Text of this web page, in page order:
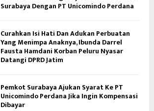
Surabaya Dengan PT Unicomindo Perdana
Curahkan Isi Hati Dan Adukan Perbuatan
Yang Menimpa Anaknya, Ibunda Darrel
Fausta Hamdani Korban Peluru Nyasar
Datangi DPRD Jatim
Pemkot Surabaya Ajukan Syarat Ke PT
Unicomindo Perdana Jika Ingin Kompensasi
Dibayar